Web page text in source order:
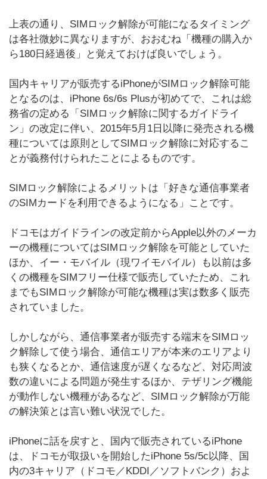
上表の通り、SIMロック解除が可能になるタイミング
は各社微妙に異なりますが、おおむね「機種の購入か
ら180日経過後」と覚えておけば良いでしょう。
国内キャリアが販売するiPhoneがSIMロック解除可能
となるのは、iPhone 6s/6s Plusが初めてで、これは総
務省の定める「SIMロック解除に関するガイドライ
ン」の改定に伴い、2015年5月1日以降に発売される機
種については原則としてSIMロック解除に対応するこ
とが義務付けられたことによるものです。
SIMロック解除によるメリットは「好きな通信事業者
のSIMカードを利用できるようになる」ことです。
ドコモはガイドラインの改定前からApple以外のメーカ
ーの機種についてはSIMロック解除を可能としていた
ほか、イー・モバイル（現ワイモバイル）も以前は多
くの機種をSIMフリー仕様で販売していたため、これ
までもSIMロック解除が可能な機種は実は数多く販売
されていました。
しかしながら、通信事業者が販売する端末をSIMロッ
ク解除して使う場合、通信エリアが本来のエリアより
も狭くなるとか、通信速度が遅くなるなど、対応周波
数の違いによる問題が発生するほか、テザリング機能
が動作しない機種があるなど、SIMロック解除が万能
の解決策とは言い難い状況でした。
iPhoneに話を戻すと、国内で販売されているiPhone
は、ドコモが取扱いを開始したiPhone 5s/5c以降、国
内の3キャリア（ドコモ／KDDI／ソフトバンク）およ